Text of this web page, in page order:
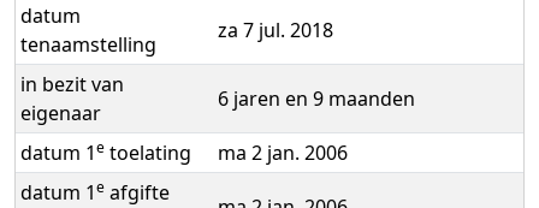
datum
tenaamstelling
za 7 jul. 2018
in bezit van
eigenaar
6 jaren en 9 maanden
datum 1e toelating
ma 2 jan. 2006
datum 1e afgifte